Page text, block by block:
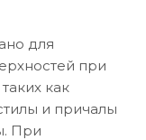
для
при
как
и причалы
При